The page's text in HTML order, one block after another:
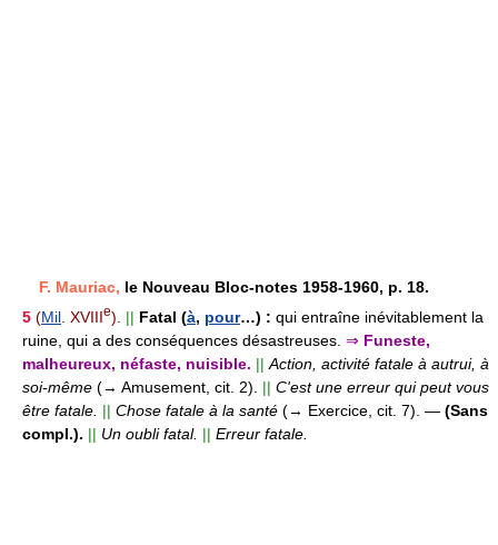
F. Mauriac, le Nouveau Bloc-notes 1958-1960, p. 18.
5 (Mil . XVIIIe). || Fatal (à, pour…) : qui entraîne inévitablement la
ruine, qui a des conséquences désastreuses. ⇒ Funeste,
malheureux, néfaste, nuisible. || Action, activité fatale à autrui, à
soi-même (→ Amusement, cit. 2). || C'est une erreur qui peut vous
être fatale. || Chose fatale à la santé (→ Exercice, cit. 7). — (Sans
compl.). || Un oubli fatal. || Erreur fatale.